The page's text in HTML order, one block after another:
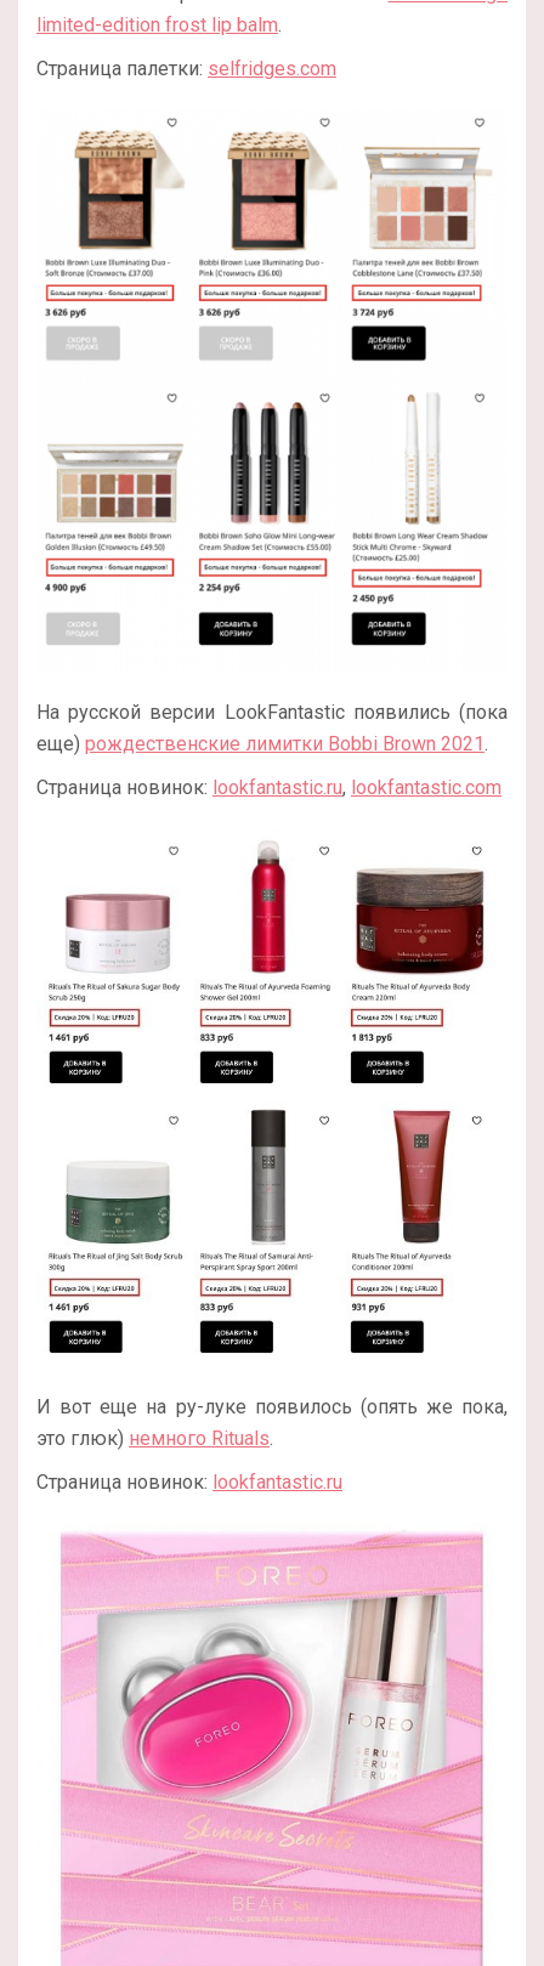
limited-edition frost lip balm.
Страница палетки: selfridges.com
На русской версии LookFantastic появились (пока
еще) рождественские лимитки Bobbi Brown 2021 .
Страница новинок: lookfantastic.ru, lookfantastic.com
И вот еще на ру-луке появилось (опять же пока,
это глюк) немного Rituals.
Страница новинок: lookfantastic.ru